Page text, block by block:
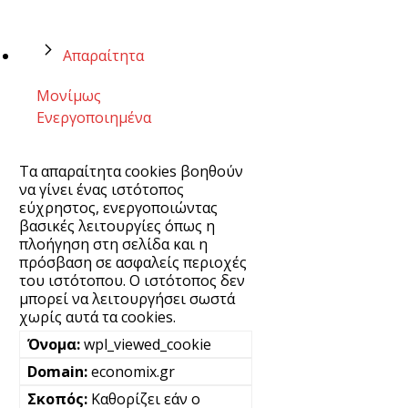
Απαραίτητα
Μονίμως
Ενεργοποιημένα
Τα απαραίτητα cookies βοηθούν
να γίνει ένας ιστότοπος
εύχρηστος, ενεργοποιώντας
βασικές λειτουργίες όπως η
πλοήγηση στη σελίδα και η
πρόσβαση σε ασφαλείς περιοχές
του ιστότοπου. Ο ιστότοπος δεν
μπορεί να λειτουργήσει σωστά
χωρίς αυτά τα cookies.
wpl_viewed_cookie
economix.gr
Καθορίζει εάν ο